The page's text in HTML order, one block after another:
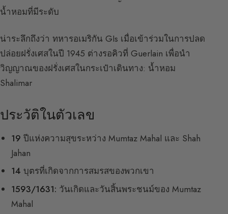
น้ำหอมที่มีระดับ
น่าระลึกถึงว่า ทหารอเมริกัน GIs เมื่อเข้าร่วมในการปลด
ปล่อยฝรั่งเศสในปี 1945 ต่างรอคิวที่ Guerlain เพื่อนำ
วิญญาณของฝรั่งเศสในกระเป๋าเดินทาง: น้ำหอม
Shalimar
ประวัติในตัวเลข
19 ปีแห่งความสุขระหว่าง Mumtaz Mahal และ Shah
Jahan
14 บุตรที่เกิดจากการสมรสของพวกเขา
1593/1631: วันเกิดและวันสิ้นพระชนม์ของ Mumtaz
Mahal